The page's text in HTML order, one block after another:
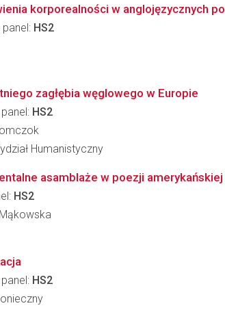
korporealności w anglojęzycznych
panel: HS2
zagłębia węglowego w Europie
panel: HS2
Humanistyczny
asamblaże w poezji amerykańskiej
HS2
panel: HS2